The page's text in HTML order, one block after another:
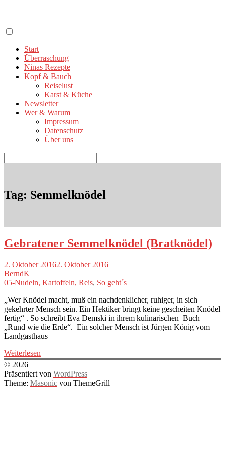
springen
Start
Überraschung
Ninas Rezepte
Kopf & Bauch
Reiselust
Karst & Küche
Newsletter
Wer & Warum
Impressum
Datenschutz
Über uns
nach:
Tag: Semmelknödel
Gebratener Semmelknödel (Bratknödel)
2. Oktober 20162. Oktober 2016
BerndK
05-Nudeln, Kartoffeln, Reis, So geht´s
„Wer Knödel macht, muß ein nachdenklicher, ruhiger, in sich
gekehrter Mensch sein. Ein Hektiker bringt keine gescheiten Knödel
fertig“ . So schreibt Eva Demski in ihrem kulinarischen Buch
„Rund wie die Erde“. Ein solcher Mensch ist Jürgen König vom
Landgasthaus
Weiterlesen
© 2026
Präsentiert von WordPress
Theme: Masonic von ThemeGrill